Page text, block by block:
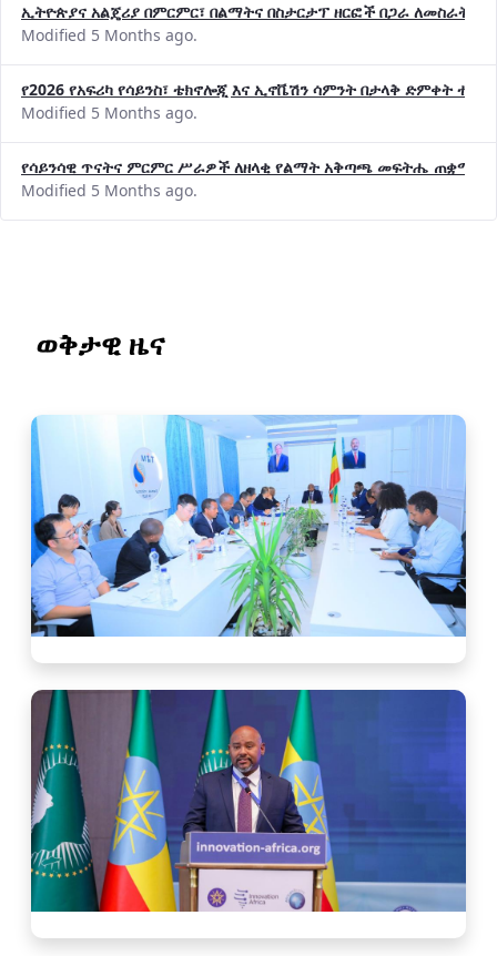
ኢትዮጵያና አልጄሪያ በምርምር፣ በልማትና በስታርታፕ ዘርፎች በጋራ ለመስራት
Modified 5 Months ago.
የ2026 የአፍሪካ የሳይንስ፣ ቴክኖሎጂ እና ኢኖቬሽን ሳምንት በታላቅ ድምቀት
Modified 5 Months ago.
የሳይንሳዊ ጥናትና ምርምር ሥራዎች ለዘላቂ የልማት አቅጣጫ መፍትሔ ጠቋሚ
Modified 5 Months ago.
ወቅታዊ ዜና